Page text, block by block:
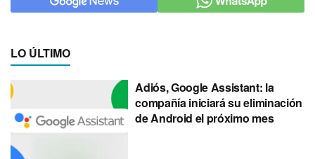
LO ÚLTIMO
Adiós, Google Assistant: la
compañía iniciará su eliminación
de Android el próximo mes